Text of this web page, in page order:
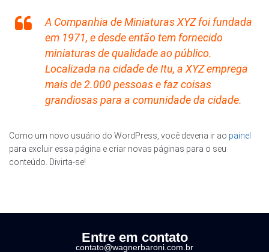
A Companhia de Miniaturas XYZ foi fundada
em 1971, e desde então tem fornecido
miniaturas de qualidade ao público.
Localizada na cidade de Itu, a XYZ emprega
mais de 2.000 pessoas e faz coisas
grandiosas para a comunidade da cidade.
Como um novo usuário do WordPress, você deveria ir ao painel
para excluir essa página e criar novas páginas para o seu
conteúdo. Divirta-se!
Entre em contato
contato@wagnerbaroni.com.br